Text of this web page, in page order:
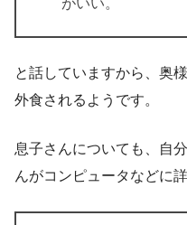
がいい。
と話していますから、奥
外食されるようです。
息子さんについても、自
んがコンピュータなどに